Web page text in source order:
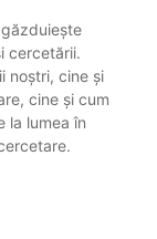
cercetării.
noștri, cine și
cine și cum
la lumea în